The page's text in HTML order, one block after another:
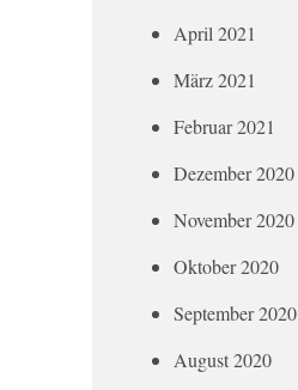
April 2021
März 2021
Februar 2021
Dezember 2020
November 2020
Oktober 2020
September 2020
August 2020